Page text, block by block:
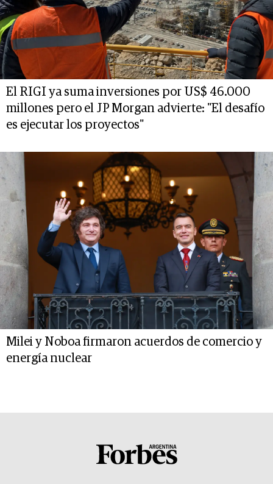
El RIGI ya suma inversiones por US$ 46.000
millones pero el JP Morgan advierte: "El desafío
es ejecutar los proyectos"
Milei y Noboa firmaron acuerdos de comercio y
energía nuclear